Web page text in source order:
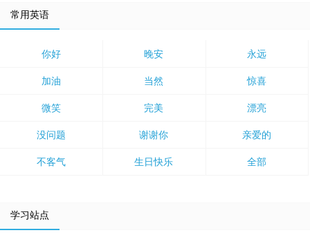
常用英语
你好 晚安 永远
加油 当然 惊喜
微笑 完美 漂亮
没问题 谢谢你 亲爱的
不客气 生日快乐 全部
学习站点